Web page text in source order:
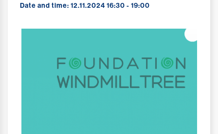
Date and time: 12.11.2024 16:30 - 19:00